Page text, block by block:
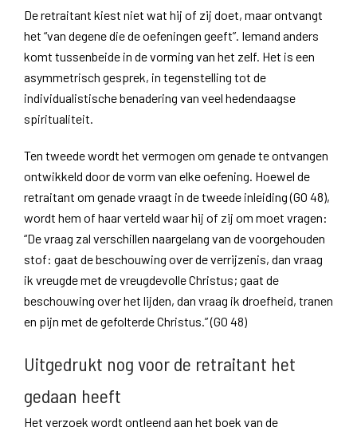
De retraitant kiest niet wat hij of zij doet, maar ontvangt
het “van degene die de oefeningen geeft”. Iemand anders
komt tussenbeide in de vorming van het zelf. Het is een
asymmetrisch gesprek, in tegenstelling tot de
individualistische benadering van veel hedendaagse
spiritualiteit.
Ten tweede wordt het vermogen om genade te ontvangen
ontwikkeld door de vorm van elke oefening. Hoewel de
retraitant om genade vraagt in de tweede inleiding (GO 48),
wordt hem of haar verteld waar hij of zij om moet vragen:
“De vraag zal verschillen naargelang van de voorgehouden
stof: gaat de beschouwing over de verrijzenis, dan vraag
ik vreugde met de vreugdevolle Christus; gaat de
beschouwing over het lijden, dan vraag ik droefheid, tranen
en pijn met de gefolterde Christus.” (GO 48)
Uitgedrukt nog voor de retraitant het
gedaan heeft
Het verzoek wordt ontleend aan het boek van de